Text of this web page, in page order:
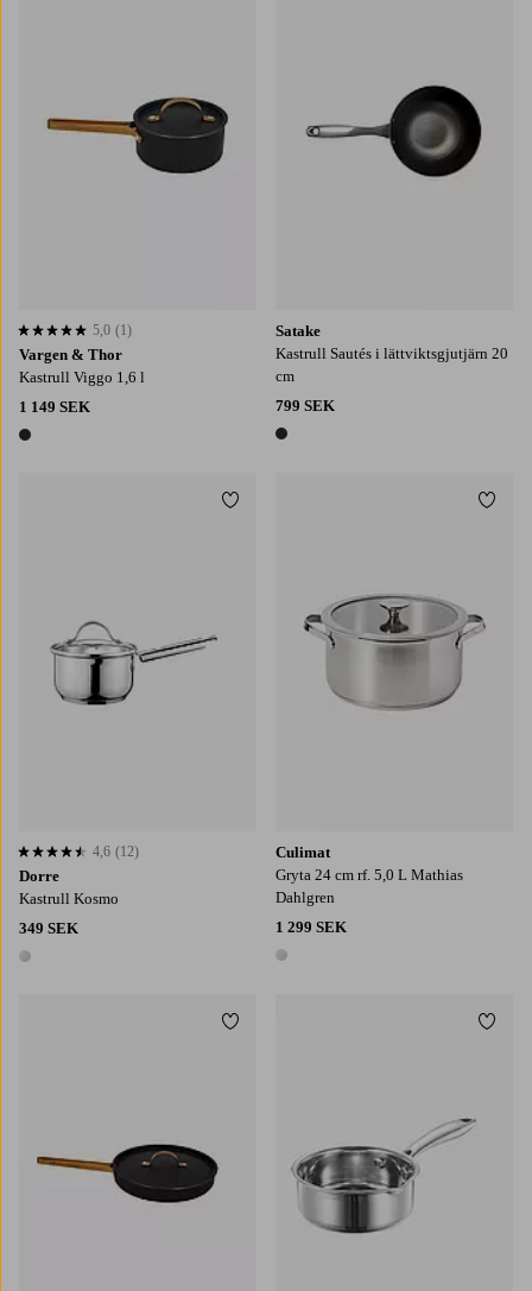
Vargen & Thor
Kastrull Viggo 1,6 l
1 149 SEK
1 färg
5,0 baserat på 1 st betyg
5,0 (1)
Satake
Kastrull Sautés i lättviktsgjutjärn 20
cm
799 SEK
1 färg
Dorre
Kastrull Kosmo
349 SEK
1 färg
4,6 baserat på 12 st betyg
4,6 (12)
Lägg till i favoriter
Culimat
Gryta 24 cm rf. 5,0 L Mathias
Dahlgren
1 299 SEK
1 färg
Lägg till i favoriter